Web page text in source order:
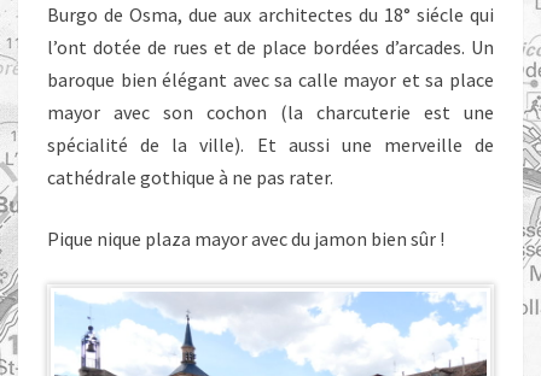
Burgo de Osma, due aux architectes du 18° siécle qui
l’ont dotée de rues et de place bordées d’arcades. Un
baroque bien élégant avec sa calle mayor et sa place
mayor avec son cochon (la charcuterie est une
spécialité de la ville). Et aussi une merveille de
cathédrale gothique à ne pas rater.
Pique nique plaza mayor avec du jamon bien sûr !